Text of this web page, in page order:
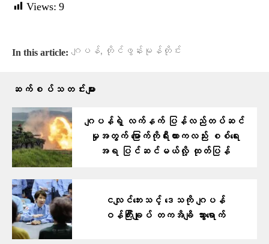
Views: 9
In this article: ဂျပန်, တိုင်ဖွန်းမုန်တိုင်း
ဆက်စပ်သတင်းများ
ဂျပန်ရဲ့ လက်နက် ပြန်လည်တပ်ဆင်
မှုအတွက် မြောက်ကိုရီးယားကလည်း စစ်ရေး
အရ ပြင်ဆင်မယ်လို့ ထုတ်ပြန်
ငလျင်ဘေးသင့် ဒေသကို ဂျပန်
ဝန်ကြီးချုပ် တကအိချိ သွားရောက်